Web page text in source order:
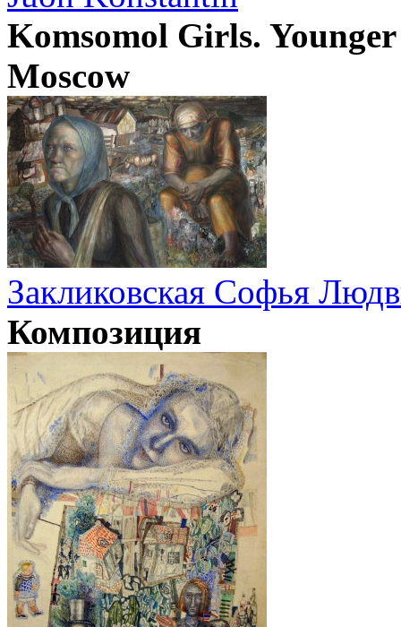
Komsomol Girls.
Moscow
Закликовская Софья
Композиция